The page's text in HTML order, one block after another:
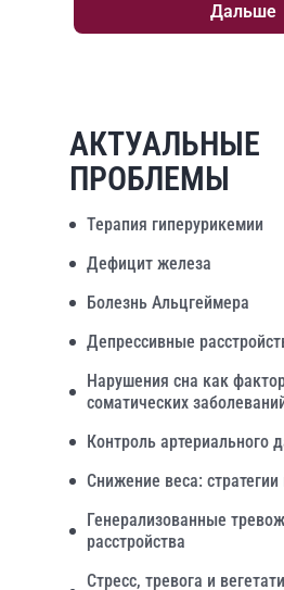
Дальше
АКТУАЛЬНЫЕ
ПРОБЛЕМЫ
Терапия гиперурикемии
Дефицит железа
Болезнь Альцгеймера
Депрессивные
Нарушения сна как
соматических
Контроль артериального
Снижение веса:
Генерализованные
расстройства
Стресс, тревога и